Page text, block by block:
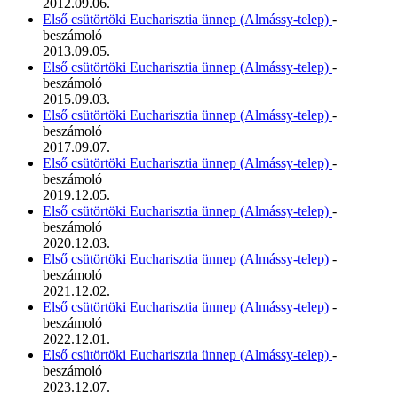
2012.09.06.
Első csütörtöki Eucharisztia ünnep (Almássy-telep) -
beszámoló
2013.09.05.
Első csütörtöki Eucharisztia ünnep (Almássy-telep) -
beszámoló
2015.09.03.
Első csütörtöki Eucharisztia ünnep (Almássy-telep) -
beszámoló
2017.09.07.
Első csütörtöki Eucharisztia ünnep (Almássy-telep) -
beszámoló
2019.12.05.
Első csütörtöki Eucharisztia ünnep (Almássy-telep) -
beszámoló
2020.12.03.
Első csütörtöki Eucharisztia ünnep (Almássy-telep) -
beszámoló
2021.12.02.
Első csütörtöki Eucharisztia ünnep (Almássy-telep) -
beszámoló
2022.12.01.
Első csütörtöki Eucharisztia ünnep (Almássy-telep) -
beszámoló
2023.12.07.